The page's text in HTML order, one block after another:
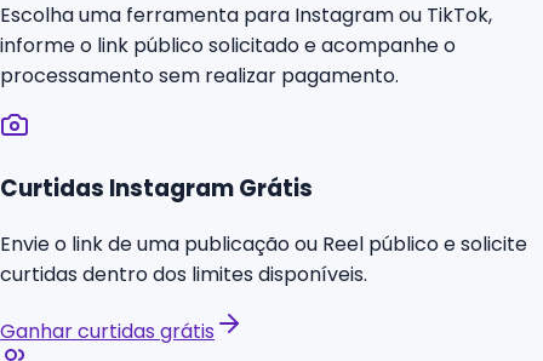
Escolha uma ferramenta para Instagram ou TikTok,
informe o link público solicitado e acompanhe o
processamento sem realizar pagamento.
Curtidas Instagram Grátis
Envie o link de uma publicação ou Reel público e solicite
curtidas dentro dos limites disponíveis.
Ganhar curtidas grátis